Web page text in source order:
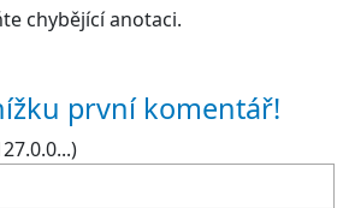
chybějící anotaci.
první komentář!